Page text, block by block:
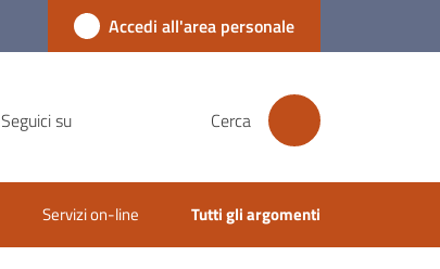
Accedi all'area personale
Seguici su Cerca
Servizi on-line Tutti gli argomenti